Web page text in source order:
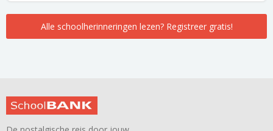
Alle schoolherinneringen lezen? Registreer gratis!